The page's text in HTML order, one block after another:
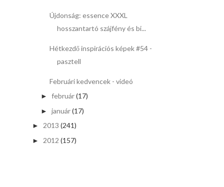
Újdonság: essence XXXL
hosszantartó szájfény és bi...
Hétkezdő inspirációs képek #54 -
pasztell
Februári kedvencek - videó
► február(17)
► január(17)
► 2013 (241)
► 2012 (157)